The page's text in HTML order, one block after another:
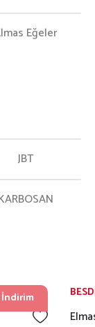
Eğeler
JBT